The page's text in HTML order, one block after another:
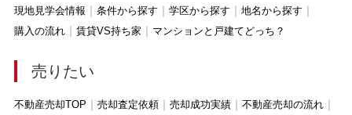
現地見学会情報 条件から探す 学区から探す
地名から探す
購入の流れ
賃貸VS持ち家 マンションと戸建てどっち？
売りたい
不動産売却TOP 売却査定依頼 売却成功実績
不動産売却の流れ